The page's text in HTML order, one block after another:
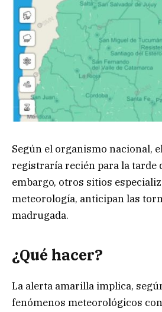
Según el organismo nacional,
registraría recién para la tarde
embargo, otros sitios
meteorología, anticipan las
madrugada.
¿Qué hacer?
La alerta amarilla implica,
fenómenos meteorológicos